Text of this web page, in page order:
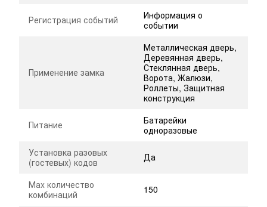
Регистрация событий
Информация о
событии
Применение замка
Металлическая дверь,
Деревянная дверь,
Стеклянная дверь,
Ворота, Жалюзи,
Роллеты‎, Защитная
конструкция
Питание
Батарейки
одноразовые
Установка разовых
(гостевых) кодов
Да
Маx количество
комбинаций
150